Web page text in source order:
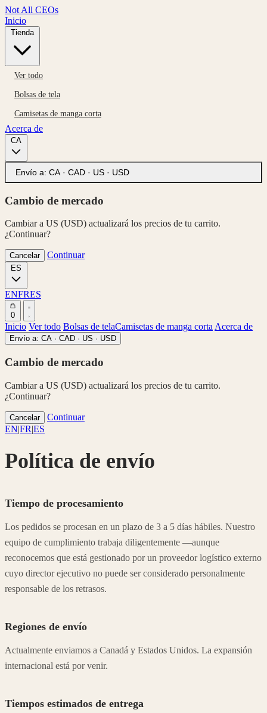
Not All CEOs
Inicio
Tienda
Ver todo
Bolsas de tela
Camisetas de manga corta
Acerca de
Envío a: CA · CAD · US · USD
Cambio de mercado
Cambiar a US (USD) actualizará los precios de tu carrito.
¿Continuar?
Cancelar Continuar
ENFRES
0
Inicio Ver todo Bolsas de telaCamisetas de manga cortaAcerca de
Envío a: CA · CAD · US · USD
Cambio de mercado
Cambiar a US (USD) actualizará los precios de tu carrito.
¿Continuar?
Cancelar
Continuar
EN|FR|ES
Política de envío
Tiempo de procesamiento
Los pedidos se procesan en un plazo de 3 a 5 días hábiles. Nuestro
equipo de cumplimiento trabaja diligentemente —aunque
reconocemos que está gestionado por un proveedor logístico externo
cuyo director ejecutivo no puede ser considerado personalmente
responsable de los retrasos.
Regiones de envío
Actualmente enviamos a Canadá y Estados Unidos. La expansión
internacional está por venir.
Tiempos estimados de entrega